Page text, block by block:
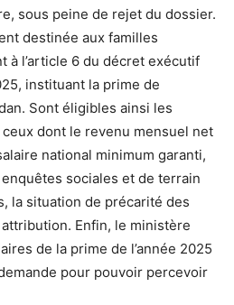
sous peine de rejet du dossier.
destinée aux familles
à l’article 6 du décret exécutif
instituant la prime de
Sont éligibles ainsi les
dont le revenu mensuel net
national minimum garanti,
sociales et de terrain
la situation de précarité des
Enfin, le ministère
de la prime de l’année 2025
pour pouvoir percevoir